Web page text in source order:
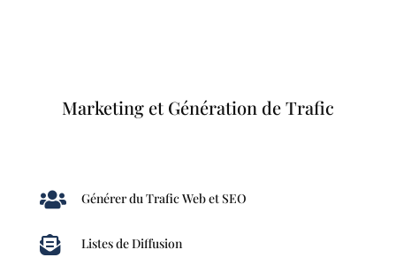
Marketing et Génération de Trafic
 Générer du Trafic Web et SEO
 Listes de Diffusion